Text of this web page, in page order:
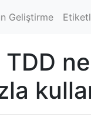
Geliştirme
TDD